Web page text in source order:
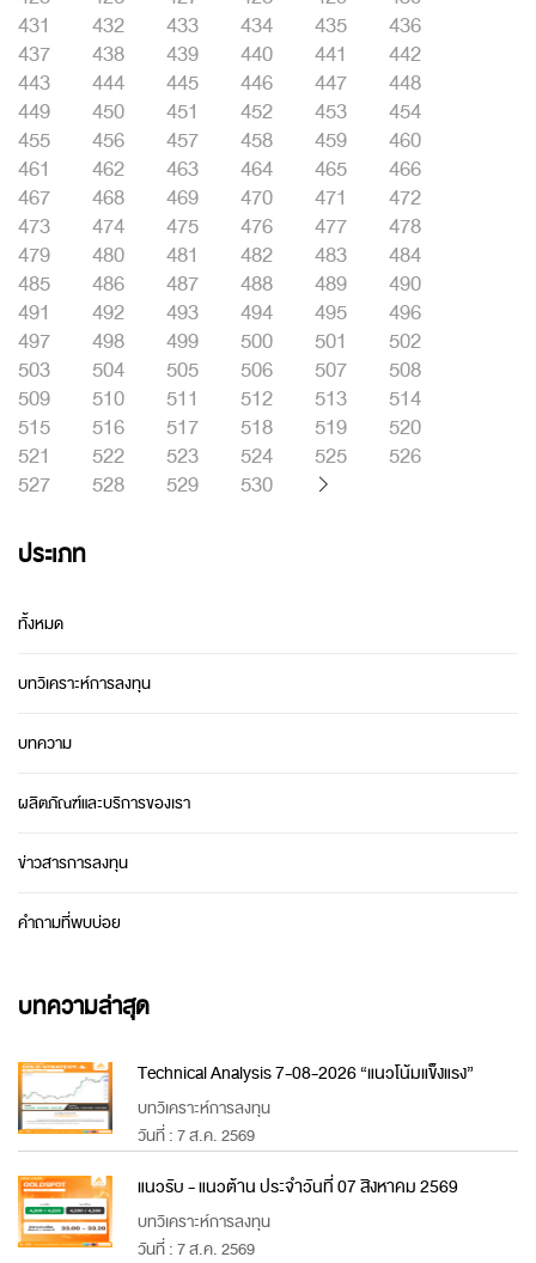
431
432 433 434 435
436
437
438 439 440 441
442
443
444 445 446 447
448
449
450 451 452 453
454
455
456 457 458 459
460
461
462 463 464 465
466
467
468 469 470 471
472
473
474 475 476 477
478
479
480 481 482 483
484
485
486 487 488 489
490
491
492 493 494 495
496
497
498 499 500 501
502
503
504 505 506 507
508
509
510 511 512 513
514
515
516 517 518 519
520
521
522 523 524 525
526
527
528 529 530
ประเภท
ทั้งหมด
บทวิเคราะห์การลงทุน
บทความ
ผลิตภัณฑ์และบริการของเรา
ข่าวสารการลงทุน
คำถามที่พบบ่อย
บทความล่าสุด
Technical Analysis 7-08-2026 “แนวโน้มแข็งแรง”
บทวิเคราะห์การลงทุน
วันที่ : 7 ส.ค. 2569
แนวรับ - แนวต้าน ประจำวันที่ 07 สิงหาคม 2569
บทวิเคราะห์การลงทุน
วันที่ : 7 ส.ค. 2569